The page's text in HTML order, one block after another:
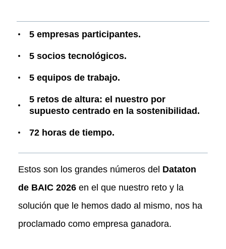
5 empresas participantes.
5 socios tecnológicos.
5 equipos de trabajo.
5 retos de altura: el nuestro por
supuesto centrado en la sostenibilidad.
72 horas de tiempo.
Estos son los grandes números del Dataton
de BAIC 2026en el que nuestro reto y la
solución que le hemos dado al mismo, nos ha
proclamado como empresa ganadora.